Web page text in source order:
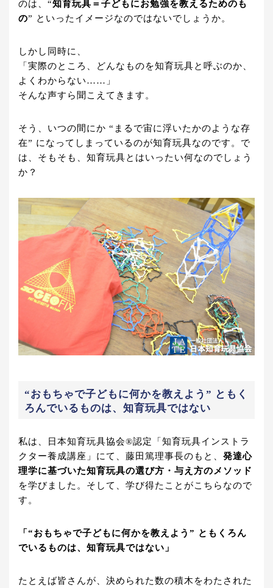
のは、“知育玩具＝子どもにお勉強を教えるためのも
の” といったイメージなのではないでしょうか。
しかし同時に、
「実際のところ、どんなものを知育玩具と呼ぶのか、
よくわからない……」
そんな声すら聞こえてきます。
そう、いつの間にか “まるで宙に浮いたかのような存
在” になってしまっているのが知育玩具なのです。で
は、そもそも、知育玩具とはいったい何なのでしょう
か？
“おもちゃで子どもに何かを教えよう” ともく
ろんでいるものは、知育玩具ではない
私は、日本知育玩具協会®認定「知育玩具インストラ
クター養成講座」にて、藤田篤理事長のもと、 発達心
理学に基づいた知育玩具の選び方・与え方のメソッド
を学びました。そして、学び得たことがこちらなので
す。
「“おもちゃで子どもに何かを教えよう” ともくろん
でいるものは、知育玩具ではない」
たとえば皆さんが、決められた数の積木をわたされた